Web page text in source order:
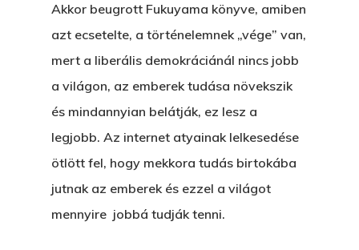
Akkor beugrott Fukuyama könyve, amiben
azt ecsetelte, a történelemnek „vége” van,
mert a liberális demokráciánál nincs jobb
a világon, az emberek tudása növekszik
és mindannyian belátják, ez lesz a
legjobb. Az internet atyainak lelkesedése
ötlött fel, hogy mekkora tudás birtokába
jutnak az emberek és ezzel a világot
mennyire jobbá tudják tenni.